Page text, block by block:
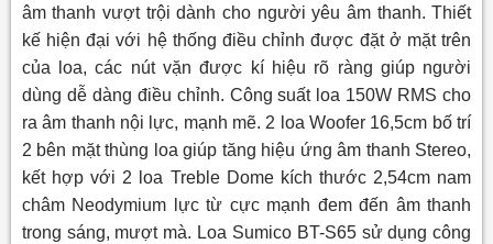
âm thanh vượt trội dành cho người yêu âm thanh. Thiết
kế hiện đại với hệ thống điều chỉnh được đặt ở mặt trên
của loa, các nút vặn được kí hiệu rõ ràng giúp người
dùng dễ dàng điều chỉnh. Công suất loa 150W RMS cho
ra âm thanh nội lực, mạnh mẽ. 2 loa Woofer 16,5cm bố trí
2 bên mặt thùng loa giúp tăng hiệu ứng âm thanh Stereo,
kết hợp với 2 loa Treble Dome kích thước 2,54cm nam
châm Neodymium lực từ cực mạnh đem đến âm thanh
trong sáng, mượt mà. Loa Sumico BT-S65 sử dụng công